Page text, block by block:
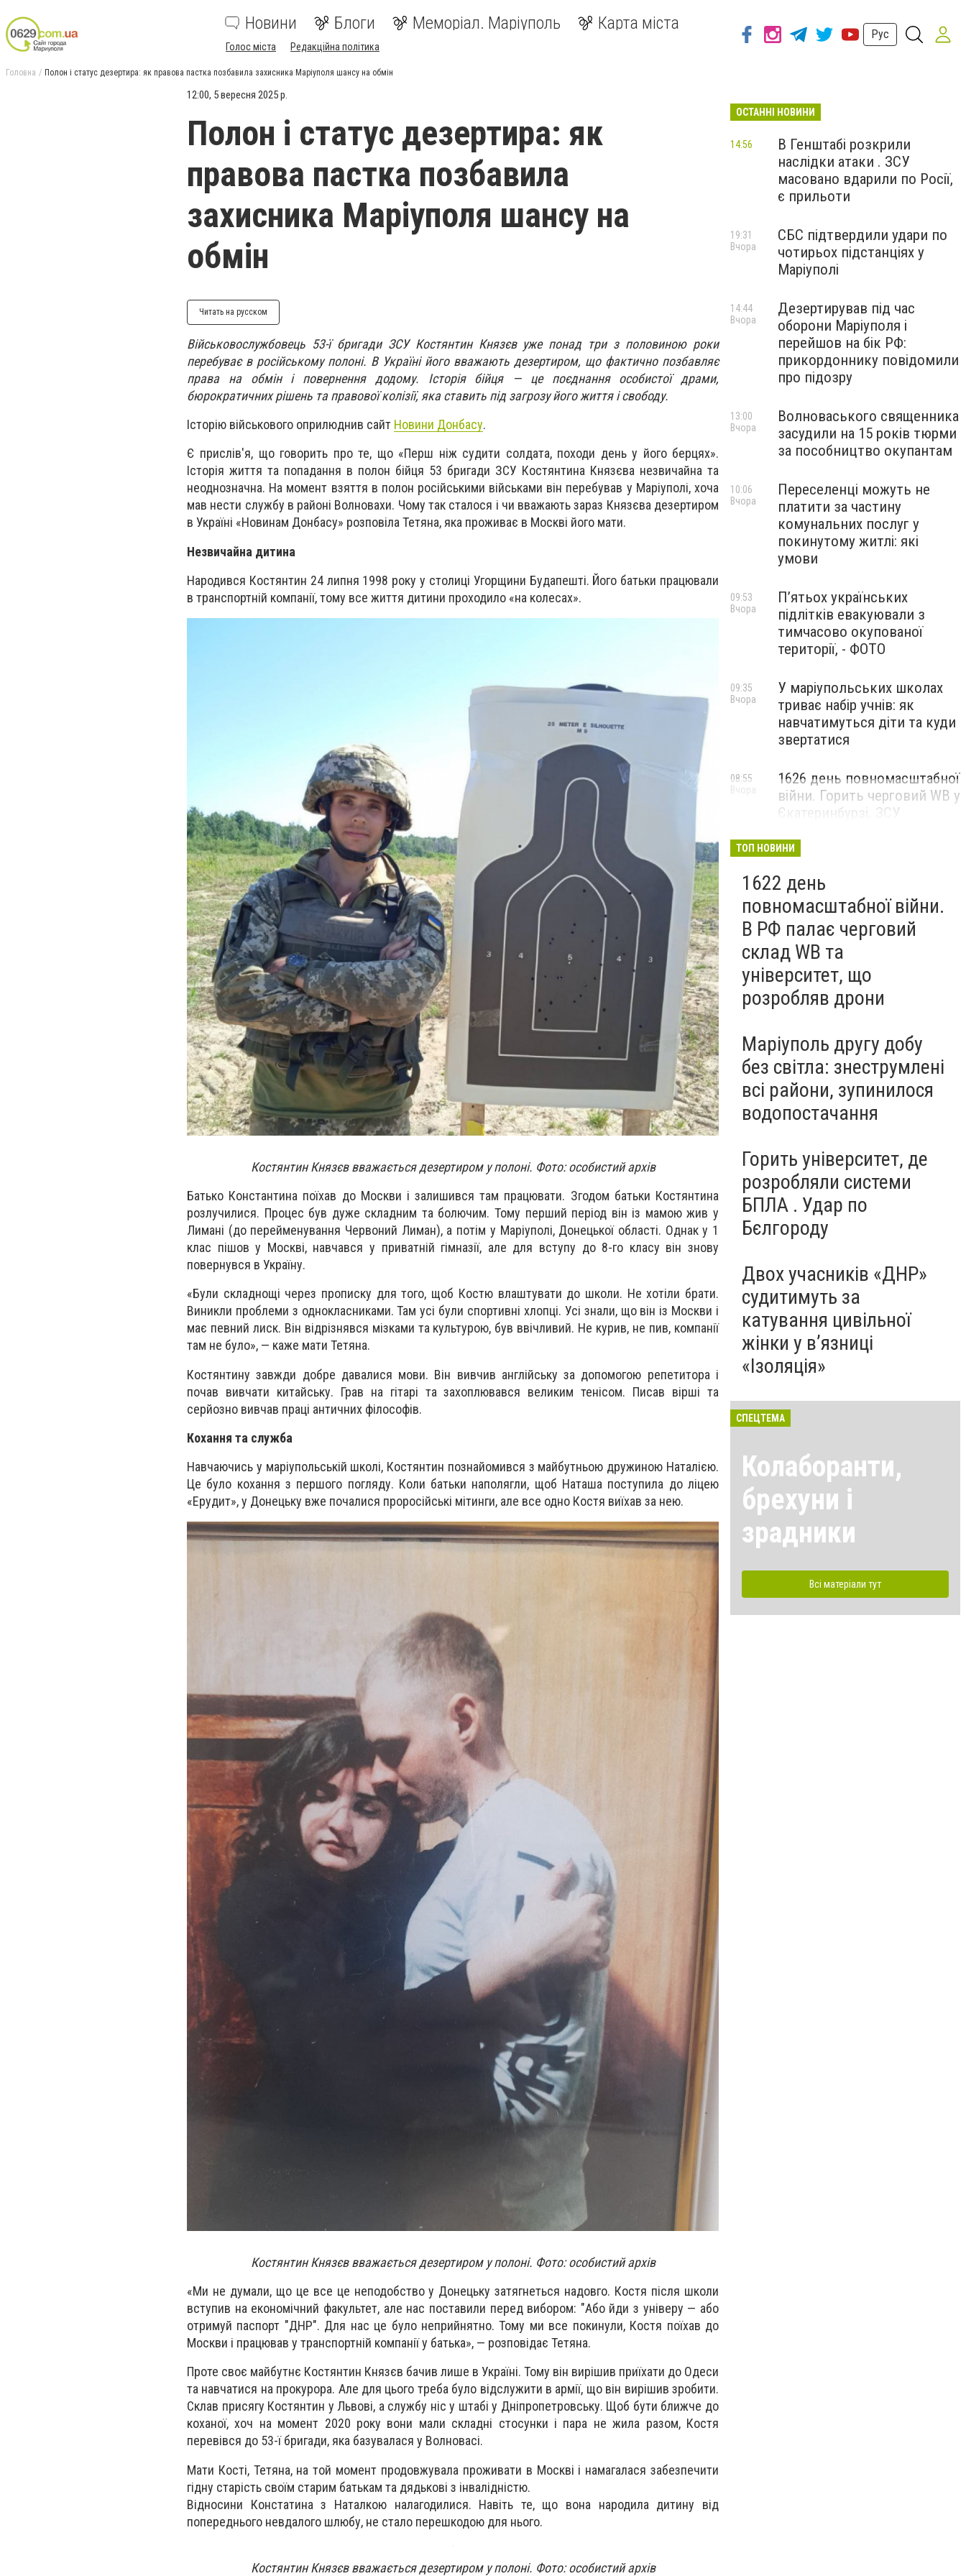
Новини Блоги Меморіал. Маріуполь Карта міста
Голос міста Редакційна політика
Рус
Головна Полон і статус дезертира: як правова пастка позбавила захисника Маріуполя шансу на обмін
12:00, 5 вересня 2025 р.
Полон і статус дезертира: як
правова пастка позбавила
захисника Маріуполя шансу на
обмін
Читать на русском
Військовослужбовець 53-ї бригади ЗСУ Костянтин Князєв уже понад три з половиною роки
перебуває в російському полоні. В Україні його вважають дезертиром, що фактично позбавляє
права на обмін і повернення додому. Історія бійця — це поєднання особистої драми,
бюрократичних рішень та правової колізії, яка ставить під загрозу його життя і свободу.
Історію військового оприлюднив сайт Новини Донбасу.
Є прислів'я, що говорить про те, що «Перш ніж судити солдата, походи день у його берцях».
Історія життя та попадання в полон бійця 53 бригади ЗСУ Костянтина Князєва незвичайна та
неоднозначна. На момент взяття в полон російськими військами він перебував у Маріуполі, хоча
мав нести службу в районі Волновахи. Чому так сталося і чи вважають зараз Князєва дезертиром
в Україні «Новинам Донбасу» розповіла Тетяна, яка проживає в Москві його мати.
Незвичайна дитина
Народився Костянтин 24 липня 1998 року у столиці Угорщини Будапешті. Його батьки працювали
в транспортній компанії, тому все життя дитини проходило «на колесах».
Костянтин Князєв вважається дезертиром у полоні. Фото: особистий архів
Батько Константина поїхав до Москви і залишився там працювати. Згодом батьки Костянтина
розлучилися. Процес був дуже складним та болючим. Тому перший період він із мамою жив у
Лимані (до перейменування Червоний Лиман), а потім у Маріуполі, Донецької області. Однак у 1
клас пішов у Москві, навчався у приватній гімназії, але для вступу до 8-го класу він знову
повернувся в Україну.
«Були складнощі через прописку для того, щоб Костю влаштувати до школи. Не хотіли брати.
Виникли проблеми з однокласниками. Там усі були спортивні хлопці. Усі знали, що він із Москви і
має певний лиск. Він відрізнявся мізками та культурою, був ввічливий. Не курив, не пив, компанії
там не було», — каже мати Тетяна.
Костянтину завжди добре давалися мови. Він вивчив англійську за допомогою репетитора і
почав вивчати китайську. Грав на гітарі та захоплювався великим тенісом. Писав вірші та
серйозно вивчав праці античних філософів.
Кохання та служба
Навчаючись у маріупольській школі, Костянтин познайомився з майбутньою дружиною Наталією.
Це було кохання з першого погляду. Коли батьки наполягли, щоб Наташа поступила до ліцею
«Ерудит», у Донецьку вже почалися проросійські мітинги, але все одно Костя виїхав за нею.
Костянтин Князєв вважається дезертиром у полоні. Фото: особистий архів
«Ми не думали, що це все це неподобство у Донецьку затягнеться надовго. Костя після школи
вступив на економічний факультет, але нас поставили перед вибором: "Або йди з універу — або
отримуй паспорт "ДНР". Для нас це було неприйнятно. Тому ми все покинули, Костя поїхав до
Москви і працював у транспортній компанії у батька», — розповідає Тетяна.
Проте своє майбутнє Костянтин Князєв бачив лише в Україні. Тому він вирішив приїхати до Одеси
та навчатися на прокурора. Але для цього треба було відслужити в армії, що він вирішив зробити.
Склав присягу Костянтин у Львові, а службу ніс у штабі у Дніпропетровську. Щоб бути ближче до
коханої, хоч на момент 2020 року вони мали складні стосунки і пара не жила разом, Костя
перевівся до 53-ї бригади, яка базувалася у Волновасі.
Мати Кості, Тетяна, на той момент продовжувала проживати в Москві і намагалася забезпечити
гідну старість своїм старим батькам та дядькові з інвалідністю.
Відносини Констатина з Наталкою налагодилися. Навіть те, що вона народила дитину від
попереднього невдалого шлюбу, не стало перешкодою для нього.
Костянтин Князєв вважається дезертиром у полоні. Фото: особистий архів
ОСТАННІ НОВИНИ
В Генштабі розкрили
наслідки атаки . ЗСУ
масовано вдарили по Росії,
є прильоти
14:56
СБС підтвердили удари по
чотирьох підстанціях у
Маріуполі
19:31
Вчора
Дезертирував під час
оборони Маріуполя і
перейшов на бік РФ:
прикордоннику повідомили
про підозру
14:44
Вчора
Волноваського священника
засудили на 15 років тюрми
за пособництво окупантам
13:00
Вчора
Переселенці можуть не
платити за частину
комунальних послуг у
покинутому житлі: які
умови
10:06
Вчора
П’ятьох українських
підлітків евакуювали з
тимчасово окупованої
території, - ФОТО
09:53
Вчора
У маріупольських школах
триває набір учнів: як
навчатимуться діти та куди
звертатися
09:35
Вчора
1626 день повномасштабної
війни. Горить черговий WB у
Єкатеринбурзі. ЗСУ
Маріуполі
08:55
Вчора
ТОП НОВИНИ
1622 день
повномасштабної війни.
В РФ палає черговий
склад WB та
університет, що
розробляв дрони
Маріуполь другу добу
без світла: знеструмлені
всі райони, зупинилося
водопостачання
Горить університет, де
розробляли системи
БПЛА . Удар по
Бєлгороду
Двох учасників «ДНР»
судитимуть за
катування цивільної
жінки у в’язниці
«Ізоляція»
СПЕЦТЕМА
Колаборанти,
брехуни і
зрадники
Всі матеріали тут